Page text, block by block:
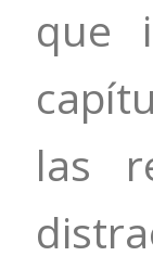
que
las